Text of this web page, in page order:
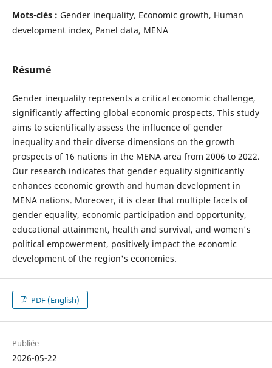
Mots-clés : Gender inequality, Economic growth, Human
development index, Panel data, MENA
Résumé
Gender inequality represents a critical economic challenge,
significantly affecting global economic prospects. This study
aims to scientifically assess the influence of gender
inequality and their diverse dimensions on the growth
prospects of 16 nations in the MENA area from 2006 to 2022.
Our research indicates that gender equality significantly
enhances economic growth and human development in
MENA nations. Moreover, it is clear that multiple facets of
gender equality, economic participation and opportunity,
educational attainment, health and survival, and women's
political empowerment, positively impact the economic
development of the region's economies.
PDF (English)
Publiée
2026-05-22